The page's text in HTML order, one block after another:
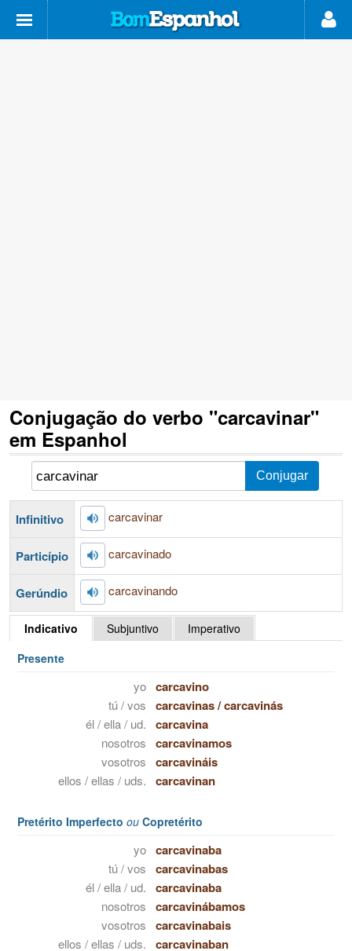
Conjugação do verbo "carcavinar"
em Espanhol
Infinitivo carcavinar
Particípio carcavinado
Gerúndio carcavinando
Indicativo Subjuntivo
Imperativo
Presente
yo carcavino
tú / vos carcavinas/carcavinás
él / ella / ud. carcavina
nosotros carcavinamos
vosotros carcavináis
ellos / ellas / uds. carcavinan
Pretérito Imperfecto ou Copretérito
yo carcavinaba
tú / vos carcavinabas
él / ella / ud. carcavinaba
nosotros carcavinábamos
vosotros carcavinabais
ellos / ellas / uds. carcavinaban